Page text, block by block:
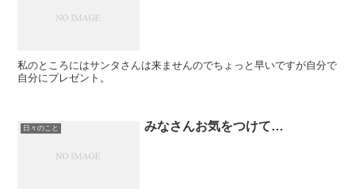
私のところにはサンタさんは来ませんのでちょっと早いですが自分で
自分にプレゼント。
日々のこと みなさんお気をつけて…